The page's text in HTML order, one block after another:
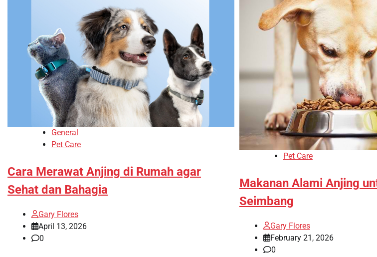
General
Pet Care
Cara Merawat Anjing di Rumah agar
Sehat dan Bahagia
Gary Flores
April 13, 2026
0
Pet Care
Makanan Alami Anjing
Seimbang
Gary Flores
February 21, 2026
0